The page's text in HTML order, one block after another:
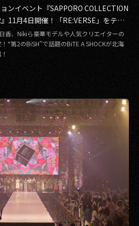
ンイベント『SAPPORO COLLECTION
11月4日開催！「RE:VERSE」をテー
ーを発信
香、Nikiら豪華モデルや人気クリエイターの
“第2のBiSH”で話題のBiTE A SHOCKが北海